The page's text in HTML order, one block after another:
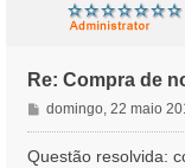
Re: Compra de
M
e
n
domingo, 22 maio
Questão resolvida: